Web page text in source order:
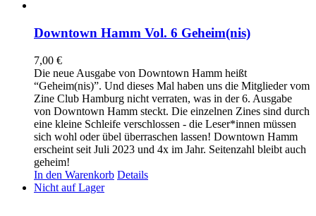
Downtown Hamm Vol. 6 Geheim(nis)
7,00 €
Die neue Ausgabe von Downtown Hamm heißt
“Geheim(nis)”. Und dieses Mal haben uns die Mitglieder vom
Zine Club Hamburg nicht verraten, was in der 6. Ausgabe
von Downtown Hamm steckt. Die einzelnen Zines sind durch
eine kleine Schleife verschlossen - die Leser*innen müssen
sich wohl oder übel überraschen lassen! Downtown Hamm
erscheint seit Juli 2023 und 4x im Jahr. Seitenzahl bleibt auch
geheim!
In den Warenkorb Details
Nicht auf Lager